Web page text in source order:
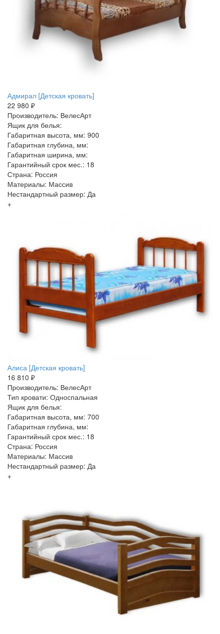
Адмирал [Детская кровать]
22 980 ₽
Производитель: ВелесАрт
Ящик для белья:
Габаритная высота, мм: 900
Габаритная глубина, мм:
Габаритная ширина, мм:
Гарантийный срок мес.: 18
Страна: Россия
Материалы: Массив
Нестандартный размер: Да
+
Алиса [Детская кровать]
16 810 ₽
Производитель: ВелесАрт
Тип кровати: Односпальная
Ящик для белья:
Габаритная высота, мм: 700
Габаритная глубина, мм:
Гарантийный срок мес.: 18
Страна: Россия
Материалы: Массив
Нестандартный размер: Да
+